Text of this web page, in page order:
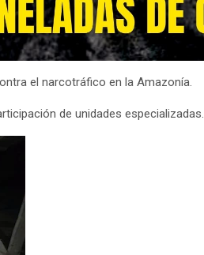
el narcotráfico en la Amazonía.
de unidades especializadas.